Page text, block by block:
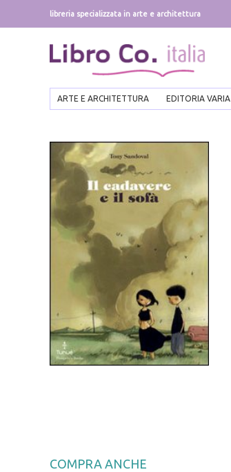
libreria specializzata in arte e architettura
ARTE E ARCHITETTURA EDITORIA VARIA
COMPRA ANCHE